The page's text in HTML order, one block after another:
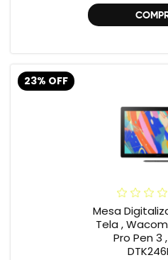
23% OFF
Mesa
Tela ,
Pro Pen 3